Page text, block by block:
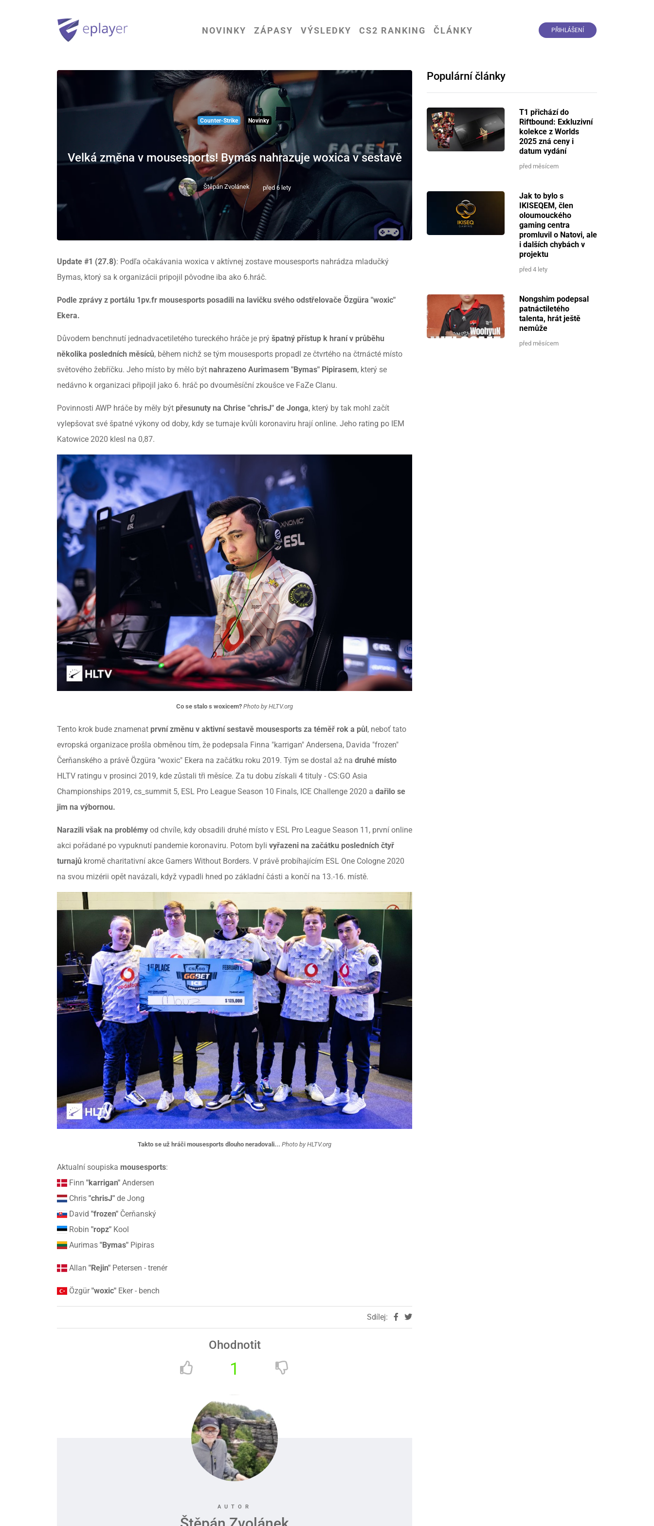
NOVINKY ZÁPASY VÝSLEDKY CS2 RANKING ČLÁNKY PŘIHLÁŠENÍ
Counter-Strike Novinky
Velká změna v mousesports! Bymas nahrazuje woxica v sestavě
Štěpán Zvolánek před 6 lety
Update #1 (27.8): Podľa očakávania woxica v aktívnej zostave mousesports nahrádza mladučký
Bymas, ktorý sa k organizácii pripojil pôvodne iba ako 6.hráč.
Podle zprávy z portálu 1pv.fr mousesports posadili na lavičku svého odstřelovače Özgüra "woxic"
Ekera.
Důvodem benchnutí jednadvacetiletého tureckého hráče je prý špatný přístup k hraní v průběhu
několika posledních měsíců, během nichž se tým mousesports propadl ze čtvrtého na čtrnácté místo
světového žebříčku. Jeho místo by mělo být nahrazeno Aurimasem "Bymas" Pipirasem, který se
nedávno k organizaci připojil jako 6. hráč po dvouměsíční zkoušce ve FaZe Clanu.
Povinnosti AWP hráče by měly být přesunuty na Chrise "chrisJ" de Jonga, který by tak mohl začít
vylepšovat své špatné výkony od doby, kdy se turnaje kvůli koronaviru hrají online. Jeho rating po IEM
Katowice 2020 klesl na 0,87.
Co se stalo s woxicem? Photo by HLTV.org
Tento krok bude znamenat první změnu v aktivní sestavě mousesports za téměř rok a půl , neboť tato
evropská organizace prošla obměnou tím, že podepsala Finna "karrigan" Andersena, Davida "frozen"
Čerňanského a právě Özgüra "woxic" Ekera na začátku roku 2019. Tým se dostal až na druhé místo
HLTV ratingu v prosinci 2019, kde zůstali tři měsíce. Za tu dobu získali 4 tituly - CS:GO Asia
Championships 2019, cs_summit 5, ESL Pro League Season 10 Finals, ICE Challenge 2020 a dařilo se
jim na výbornou.
Narazili však na problémy od chvíle, kdy obsadili druhé místo v ESL Pro League Season 11, první online
akci pořádané po vypuknutí pandemie koronaviru. Potom byli vyřazeni na začátku posledních čtyř
turnajů kromě charitativní akce Gamers Without Borders. V právě probíhajícím ESL One Cologne 2020
na svou mizérii opět navázali, když vypadli hned po základní části a končí na 13.-16. místě.
Takto se už hráči mousesports dlouho neradovali... Photo by HLTV.org
Aktualní soupiska mousesports:
Finn"karrigan" Andersen
Chris"chrisJ" de Jong
David"frozen" Čerňanský
Robin"ropz" Kool
Aurimas"Bymas" Pipiras
Allan"Rejin" Petersen - trenér
Özgür"woxic" Eker - bench
Sdílej:
Ohodnotit
1
Populární články
T1 přichází do
Riftbound: Exkluzivní
kolekce z Worlds
2025 zná ceny i
datum vydání
před měsícem
Jak to bylo s
IKISEQEM, člen
oloumouckého
gaming centra
promluvil o Natovi, ale
i dalších chybách v
projektu
před 4 lety
Nongshim podepsal
patnáctiletého
talenta, hrát ještě
nemůže
před měsícem